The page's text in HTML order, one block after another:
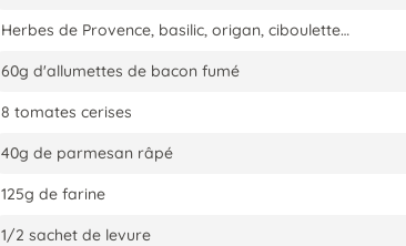
Herbes de Provence, basilic, origan, ciboulette…
60g d'allumettes de bacon fumé
8 tomates cerises
40g de parmesan râpé
125g de farine
1/2 sachet de levure